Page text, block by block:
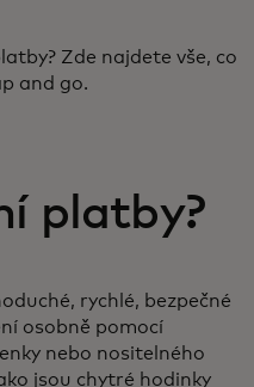
Zde najdete vše, co
and go.
platby?
rychlé, bezpečné
osobně pomocí
nebo nositelného
jsou chytré hodinky